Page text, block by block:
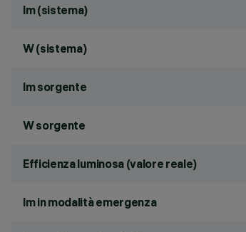
lm (sistema)
W (sistema)
lm sorgente
W sorgente
Efficienza luminosa (valore reale)
lm in modalità emergenza